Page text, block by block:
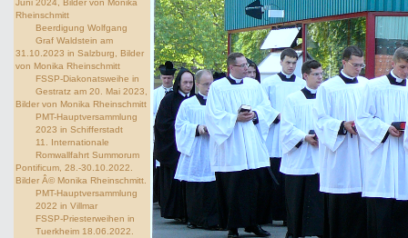
Juni 2024, Bilder von Monika
Rheinschmitt
Beerdigung Wolfgang
Graf Waldstein am
31.10.2023 in Salzburg, Bilder
von Monika Rheinschmitt
FSSP-Diakonatsweihe in
Gestratz am 20. Mai 2023,
Bilder von Monika Rheinschmitt
PMT-Hauptversammlung
2023 in Schifferstadt
11. Internationale
Romwallfahrt Summorum
Pontificum, 28.-30.10.2022.
Bilder Â© Monika Rheinschmitt.
PMT-Hauptversammlung
2022 in Villmar
FSSP-Priesterweihen in
Tuerkheim 18.06.2022.